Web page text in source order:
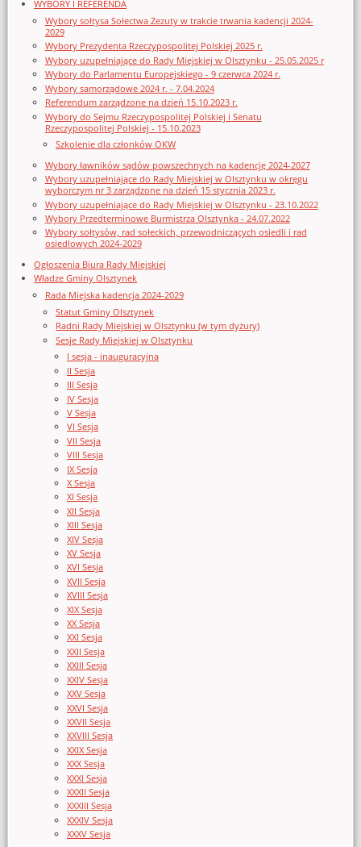
WYBORY I REFERENDA
Wybory sołtysa Sołectwa Zezuty w trakcie trwania kadencji 2024-
2029
Wybory Prezydenta Rzeczypospolitej Polskiej 2025 r.
Wybory uzupełniające do Rady Miejskiej w Olsztynku - 25.05.2025 r
Wybory do Parlamentu Europejskiego - 9 czerwca 2024 r.
Wybory samorządowe 2024 r. - 7.04.2024
Referendum zarządzone na dzień 15.10.2023 r.
Wybory do Sejmu Rzeczypospolitej Polskiej i Senatu
Rzeczypospolitej Polskiej - 15.10.2023
Szkolenie dla członków OKW
Wybory ławników sądów powszechnych na kadencję 2024-2027
Wybory uzupełniające do Rady Miejskiej w Olsztynku w okręgu
wyborczym nr 3 zarządzone na dzień 15 stycznia 2023 r.
Wybory uzupełniające do Rady Miejskiej w Olsztynku - 23.10.2022
Wybory Przedterminowe Burmistrza Olsztynka - 24.07.2022
Wybory sołtysów, rad sołeckich, przewodniczących osiedli i rad
osiedlowych 2024-2029
Ogłoszenia Biura Rady Miejskiej
Władze Gminy Olsztynek
Rada Miejska kadencja 2024-2029
Statut Gminy Olsztynek
Radni Rady Miejskiej w Olsztynku (w tym dyżury)
Sesje Rady Miejskiej w Olsztynku
I sesja - inauguracyjna
II Sesja
III Sesja
IV Sesja
V Sesja
VI Sesja
VII Sesja
VIII Sesja
IX Sesja
X Sesja
XI Sesja
XII Sesja
XIII Sesja
XIV Sesja
XV Sesja
XVI Sesja
XVII Sesja
XVIII Sesja
XIX Sesja
XX Sesja
XXI Sesja
XXII Sesja
XXIII Sesja
XXIV Sesja
XXV Sesja
XXVI Sesja
XXVII Sesja
XXVIII Sesja
XXIX Sesja
XXX Sesja
XXXI Sesja
XXXII Sesja
XXXIII Sesja
XXXIV Sesja
XXXV Sesja